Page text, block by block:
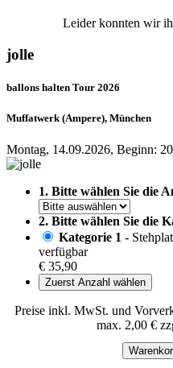
Leider konnten wir
jolle
ballons halten Tour 2026
Muffatwerk (Ampere), München
Montag, 14.09.2026, Beginn:
1. Bitte wählen Sie die
2. Bitte wählen Sie die
Kategorie 1 -
verfügbar
€ 35,90
Zuerst Anzahl wählen
Preise inkl. MwSt. und
max. 2,00 €